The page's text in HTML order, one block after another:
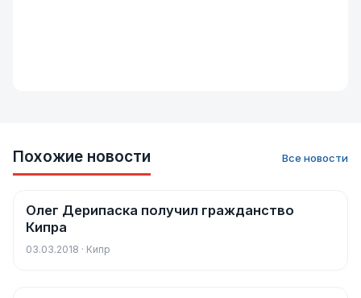
Похожие новости Все новости
Новости
Олег Дерипаска получил гражданство
Кипра
03.03.2018 · Кипр